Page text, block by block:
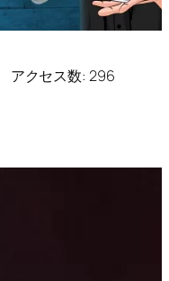
アクセス数: 296